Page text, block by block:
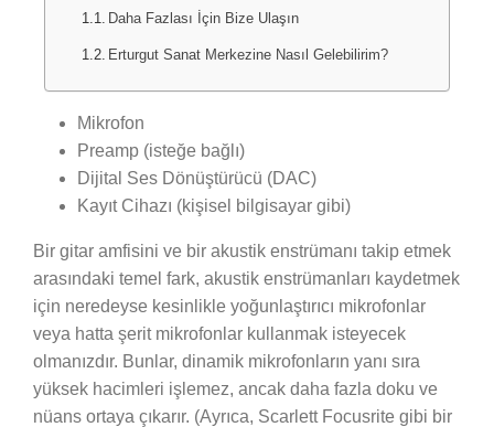
Daha Fazlası İçin Bize Ulaşın
Erturgut Sanat Merkezine Nasıl Gelebilirim?
Mikrofon
Preamp (isteğe bağlı)
Dijital Ses Dönüştürücü (DAC)
Kayıt Cihazı (kişisel bilgisayar gibi)
Bir gitar amfisini ve bir akustik enstrümanı takip etmek
arasındaki temel fark, akustik enstrümanları kaydetmek
için neredeyse kesinlikle yoğunlaştırıcı mikrofonlar
veya hatta şerit mikrofonlar kullanmak isteyecek
olmanızdır. Bunlar, dinamik mikrofonların yanı sıra
yüksek hacimleri işlemez, ancak daha fazla doku ve
nüans ortaya çıkarır. (Ayrıca, Scarlett Focusrite gibi bir